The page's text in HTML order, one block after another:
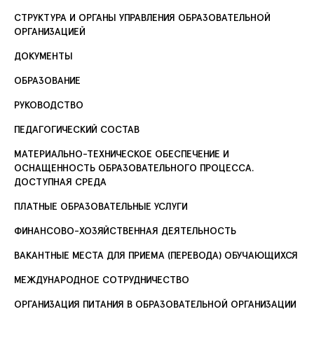
СТРУКТУРА И ОРГАНЫ УПРАВЛЕНИЯ ОБРАЗОВАТЕЛЬНОЙ
ОРГАНИЗАЦИЕЙ
ДОКУМЕНТЫ
ОБРАЗОВАНИЕ
РУКОВОДСТВО
ПЕДАГОГИЧЕСКИЙ СОСТАВ
МАТЕРИАЛЬНО-ТЕХНИЧЕСКОЕ ОБЕСПЕЧЕНИЕ И
ОСНАЩЕННОСТЬ ОБРАЗОВАТЕЛЬНОГО ПРОЦЕССА.
ДОСТУПНАЯ СРЕДА
ПЛАТНЫЕ ОБРАЗОВАТЕЛЬНЫЕ УСЛУГИ
ФИНАНСОВО-ХОЗЯЙСТВЕННАЯ ДЕЯТЕЛЬНОСТЬ
ВАКАНТНЫЕ МЕСТА ДЛЯ ПРИЕМА (ПЕРЕВОДА) ОБУЧАЮЩИХСЯ
МЕЖДУНАРОДНОЕ СОТРУДНИЧЕСТВО
ОРГАНИЗАЦИЯ ПИТАНИЯ В ОБРАЗОВАТЕЛЬНОЙ ОРГАНИЗАЦИИ